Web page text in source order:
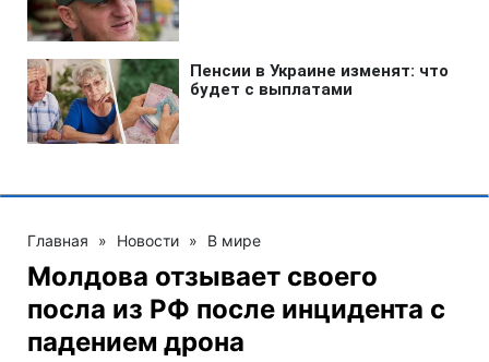
Главная » Новости » В мире
Молдова отзывает своего
посла из РФ после инцидента с
падением дрона